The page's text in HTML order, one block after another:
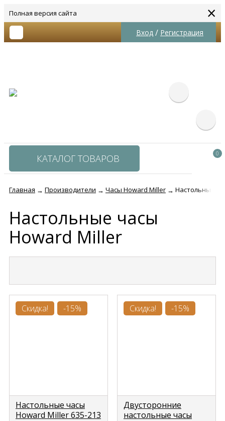
Полная версия сайта ×
Вход / Регистрация
КАТАЛОГ ТОВАРОВ 0
Главная → Производители → Часы Howard Miller → Настольные
Настольные часы
Howard Miller
Скидка! -15%
Настольные часы
Howard Miller 635-213
Скидка! -15%
Двусторонние
настольные часы